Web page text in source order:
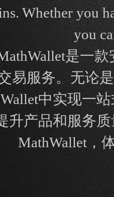
Whether you
you
是一
易服务。无论
中实现一
升产品和服务
MathWallet，